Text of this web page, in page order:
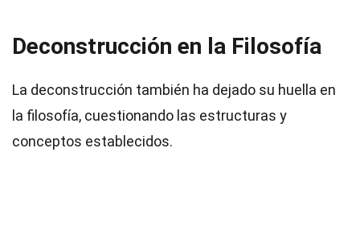
Deconstrucción en la Filosofía
La deconstrucción también ha dejado su huella en
la filosofía, cuestionando las estructuras y
conceptos establecidos.